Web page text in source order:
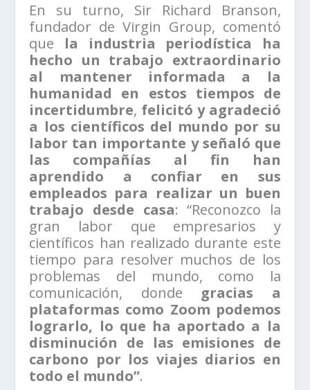
En su turno, Sir Richard Branson,
fundador de Virgin Group, comentó
que la industria periodística ha
hecho un trabajo extraordinario
al mantener informada a la
humanidad en estos tiempos de
incertidumbre, felicitó y agradeció
a los científicos del mundo por su
labor tan importante y señaló que
las compañías al fin han
aprendido a confiar en sus
empleados para realizar un buen
trabajo desde casa: “Reconozco la
gran labor que empresarios y
científicos han realizado durante este
tiempo para resolver muchos de los
problemas del mundo, como la
comunicación, donde gracias a
plataformas como Zoom podemos
lograrlo, lo que ha aportado a la
disminución de las emisiones de
carbono por los viajes diarios en
todo el mundo”.